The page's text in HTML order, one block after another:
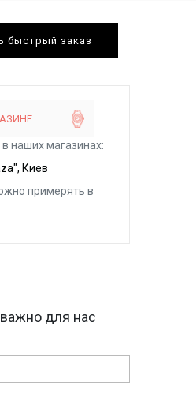
быстрый заказ
наших магазинах:
Киев
примерять в
для нас